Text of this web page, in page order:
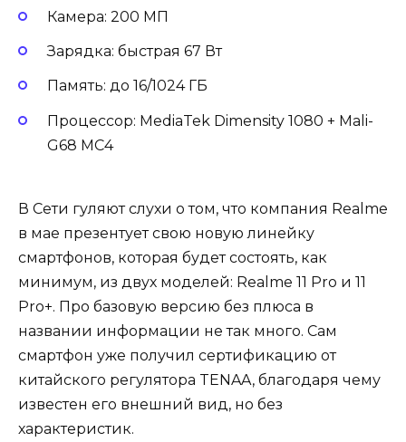
Камера: 200 МП
Зарядка: быстрая 67 Вт
Память: до 16/1024 ГБ
Процессор: MediaTek Dimensity 1080 + Mali-
G68 MC4
В Сети гуляют слухи о том, что компания Realme
в мае презентует свою новую линейку
смартфонов, которая будет состоять, как
минимум, из двух моделей: Realme 11 Pro и 11
Pro+. Про базовую версию без плюса в
названии информации не так много. Сам
смартфон уже получил сертификацию от
китайского регулятора TENAA, благодаря чему
известен его внешний вид, но без
характеристик.